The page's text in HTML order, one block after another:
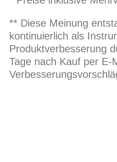
** Diese Meinung
kontinuierlich als
Produktverbesserung
Tage nach Kauf per E-